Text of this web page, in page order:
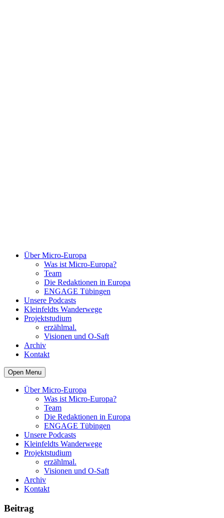
Über Micro-Europa
Was ist Micro-Europa?
Team
Die Redaktionen in Europa
ENGAGE Tübingen
Unsere Podcasts
Kleinfeldts Wanderwege
Projektstudium
erzählmal.
Visionen und O-Saft
Archiv
Kontakt
Open Menu
Über Micro-Europa
Was ist Micro-Europa?
Team
Die Redaktionen in Europa
ENGAGE Tübingen
Unsere Podcasts
Kleinfeldts Wanderwege
Projektstudium
erzählmal.
Visionen und O-Saft
Archiv
Kontakt
Beitrag